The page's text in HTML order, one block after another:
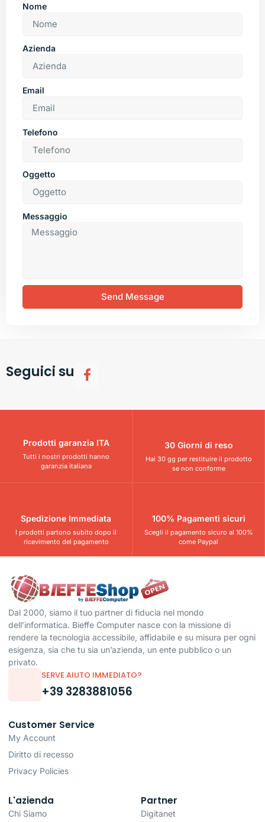
Nome
Azienda
Email
Telefono
Oggetto
Messaggio
Send Message
Seguici su
Prodotti garanzia ITA
Tutti i nostri prodotti hanno
garanzia italiana
30 Giorni di reso
Hai 30 gg per restituire il prodotto
se non conforme
Spedizione Immediata
I prodotti partono subito dopo il
ricevimento del pagamento
100% Pagamenti sicuri
Scegli il pagamento sicuro al 100%
come Paypal
Dal 2000, siamo il tuo partner di fiducia nel mondo
dell’informatica. Bieffe Computer nasce con la missione di
rendere la tecnologia accessibile, affidabile e su misura per ogni
esigenza, sia che tu sia un’azienda, un ente pubblico o un
privato.
SERVE AIUTO IMMEDIATO?
+39 3283881056
Customer Service
My Account
Diritto di recesso
Privacy Policies
L'azienda
Chi Siamo
Partner
Digitanet